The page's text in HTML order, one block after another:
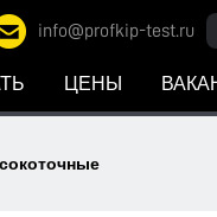
info@profkip-test.ru
ЦЕНЫ